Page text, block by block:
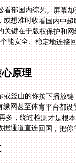
部国内综艺。屏幕
想准时收看国内中
键在于版权保护和
能安全、稳定地
原理
釜山的你按下播放
网甚至体育平台都
，绕过检测才是根
通道直连回国，把